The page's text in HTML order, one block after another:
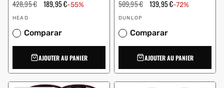
Prix
régulier
428,95 € Prix
en
189,95 €-55%
Vendeur
HEAD
Comparar
AJOUTER AU PANIER
Prix
régulier
509,95 € Prix
139,95 €-72%
Vendeur
DUNLOP
Comparar
AJOUTER AU PANIER